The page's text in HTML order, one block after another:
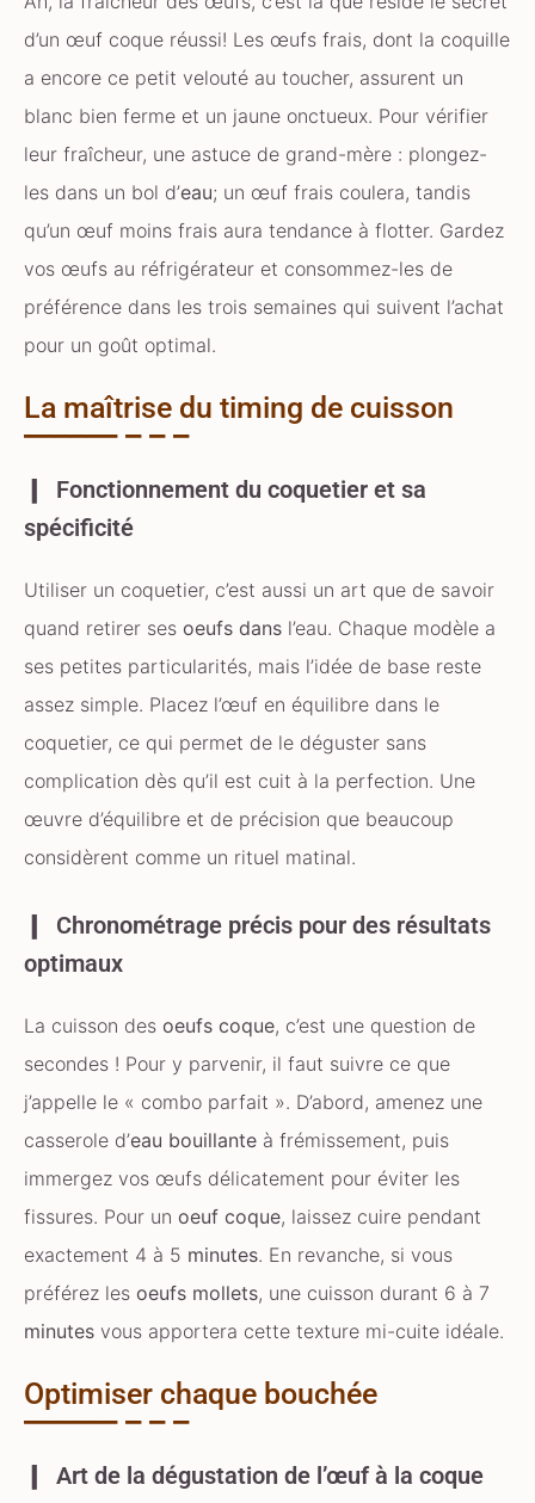
d’un œuf coque réussi! Les œufs frais, dont la coquille
a encore ce petit velouté au toucher, assurent un
blanc bien ferme et un jaune onctueux. Pour vérifier
leur fraîcheur, une astuce de grand-mère : plongez-
les dans un bol d’eau; un œuf frais coulera, tandis
qu’un œuf moins frais aura tendance à flotter. Gardez
vos œufs au réfrigérateur et consommez-les de
préférence dans les trois semaines qui suivent l’achat
pour un goût optimal.
La maîtrise du timing de cuisson
Fonctionnement du coquetier et sa
spécificité
Utiliser un coquetier, c’est aussi un art que de savoir
quand retirer ses oeufs dans l’eau. Chaque modèle a
ses petites particularités, mais l’idée de base reste
assez simple. Placez l’œuf en équilibre dans le
coquetier, ce qui permet de le déguster sans
complication dès qu’il est cuit à la perfection. Une
œuvre d’équilibre et de précision que beaucoup
considèrent comme un rituel matinal.
Chronométrage précis pour des résultats
optimaux
La cuisson des oeufs coque, c’est une question de
secondes ! Pour y parvenir, il faut suivre ce que
j’appelle le « combo parfait ». D’abord, amenez une
casserole d’eau bouillante à frémissement, puis
immergez vos œufs délicatement pour éviter les
fissures. Pour un oeuf coque, laissez cuire pendant
exactement 4 à 5 minutes. En revanche, si vous
préférez les oeufs mollets, une cuisson durant 6 à 7
minutes vous apportera cette texture mi-cuite idéale.
Optimiser chaque bouchée
Art de la dégustation de l’œuf à la coque